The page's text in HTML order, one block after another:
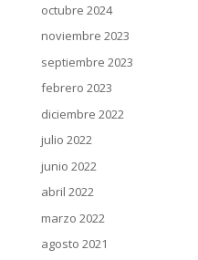
octubre 2024
noviembre 2023
septiembre 2023
febrero 2023
diciembre 2022
julio 2022
junio 2022
abril 2022
marzo 2022
agosto 2021